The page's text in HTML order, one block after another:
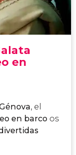
en
, el
en barco os